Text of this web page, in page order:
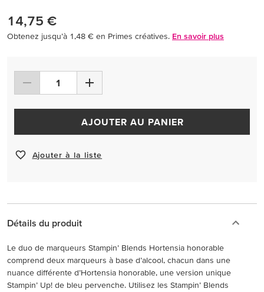
14,75 €
Obtenez jusqu’à 1,48 € en Primes créatives. En savoir plus
AJOUTER AU PANIER
Ajouter à la liste
Détails du produit
Le duo de marqueurs Stampin’ Blends Hortensia honorable
comprend deux marqueurs à base d’alcool, chacun dans une
nuance différente d’Hortensia honorable, une version unique
Stampin’ Up! de bleu pervenche. Utilisez les Stampin’ Blends